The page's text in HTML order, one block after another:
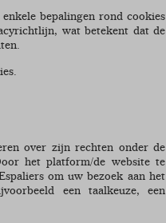
bepalingen rond cookies
wat betekent dat de
over zijn rechten onder de
het platform/de website te
om uw bezoek aan het
een taalkeuze, een